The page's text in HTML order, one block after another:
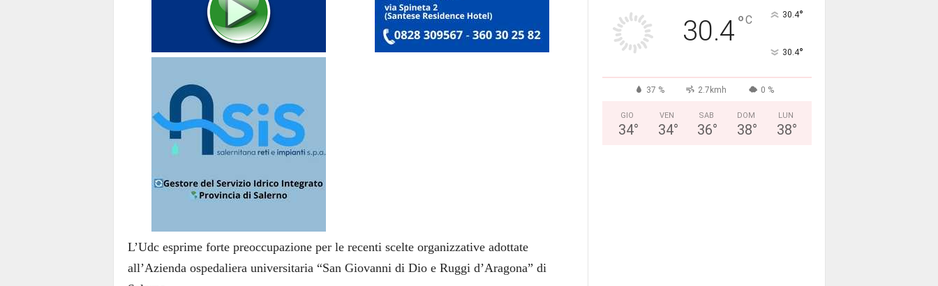
L’Udc esprime forte preoccupazione per le recenti scelte organizzative adottate
all’Azienda ospedaliera universitaria “San Giovanni di Dio e Ruggi d’Aragona” di
30.4°C 30.4°
30.4°
37 % 2.7kmh 0 %
GIO
34°
VEN
34°
SAB
36°
DOM
38°
LUN
38°